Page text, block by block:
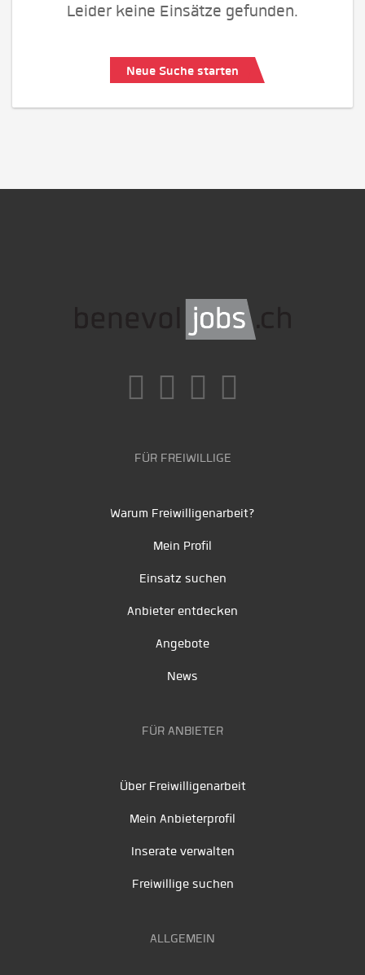
Leider keine Einsätze gefunden.
Neue Suche starten
FÜR FREIWILLIGE
Warum Freiwilligenarbeit?
Mein Profil
Einsatz suchen
Anbieter entdecken
Angebote
News
FÜR ANBIETER
Über Freiwilligenarbeit
Mein Anbieterprofil
Inserate verwalten
Freiwillige suchen
ALLGEMEIN